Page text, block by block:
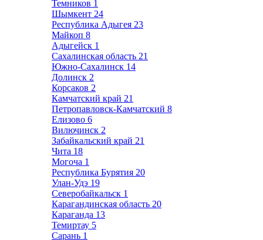
Темников 1
Шымкент 24
Республика Адыгея 23
Майкоп 8
Адыгейск 1
Сахалинская область 21
Южно-Сахалинск 14
Долинск 2
Корсаков 2
Камчатский край 21
Петропавловск-Камчатский 8
Елизово 6
Вилючинск 2
Забайкальский край 21
Чита 18
Могоча 1
Республика Бурятия 20
Улан-Удэ 19
Северобайкальск 1
Карагандинская область 20
Караганда 13
Темиртау 5
Сарань 1